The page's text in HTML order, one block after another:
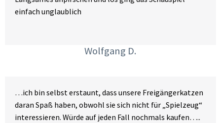
einfach unglaublich
Wolfgang D.
…ich bin selbst erstaunt, dass unsere Freigängerkatzen
daran Spaß haben, obwohl sie sich nicht für „Spielzeug“
interessieren. Würde auf jeden Fall nochmals kaufen…..